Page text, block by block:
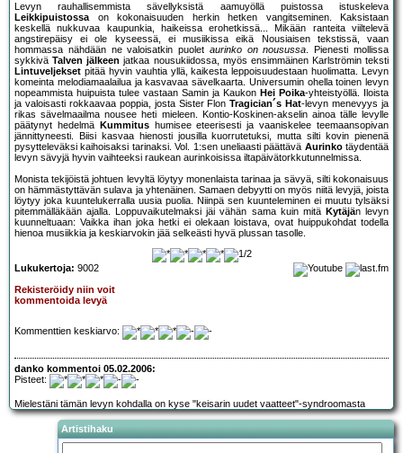
Levyn rauhallisemmista sävellyksistä aamuyöllä puistossa istuskeleva
Leikkipuistossaon kokonaisuuden herkin hetken vangitseminen. Kaksistaan
keskellä nukkuvaa kaupunkia, haikeissa erohetkissä... Mikään ranteita viiltelevä
angstirepäisy ei ole kyseessä, ei musiikissa eikä Nousiaisen tekstissä, vaan
hommassa nähdään ne valoisatkin puolet aurinko on nousussa. Pienesti mollissa
sykkiväTalven jälkeen jatkaa nousukiidossa, myös ensimmäinen Karlströmin teksti
Lintuveljekset pitää hyvin vauhtia yllä, kaikesta leppoisuudestaan huolimatta. Levyn
komeinta melodiamaalailua ja kasvavaa sävelkaarta. Universumin ohella toinen levyn
nopeammista huipuista tulee vastaan Samin ja Kaukon Hei Poika-yhteistyöllä. Iloista
ja valoisasti rokkaavaa poppia, josta Sister FlonTragician´s Hat-levyn menevyys ja
rikas sävelmaailma nousee heti mieleen. Kontio-Koskinen-akselin ainoa tälle levylle
päätynyt hedelmä
Kummitushumisee eteerisesti ja vaaniskelee teemaansopivan
jännittyneesti. Biisi kasvaa hienosti jousilla kuorrutetuksi, mutta silti kovin pienenä
pysytteleväksi kaihoisaksi tarinaksi. Vol. 1:sen uneliaasti päättävä Aurinkotäydentää
levyn sävyjä hyvin vaihteeksi raukean aurinkoisissa iltapäivätorkkutunnelmissa.
Monista tekijöistä johtuen levyltä löytyy monenlaista tarinaa ja sävyä, silti kokonaisuus
on hämmästyttävän sulava ja yhtenäinen. Samaen debyytti on myös niitä levyjä, joista
löytyy joka kuuntelukerralla uusia puolia. Niinpä sen kuunteleminen ei muutu tylsäksi
pitemmälläkään ajalla. Loppuvaikutelmaksi jäi vähän sama kuin mitä Kytäjän levyn
kuunneltuaan: Vaikka ihan joka hetki ei olekaan loistava, ovat huippukohdat todella
hienoa musiikkia ja keskiarvokin jää selkeästi hyvä plussan tasolle.
Lukukertoja: 9002
Rekisteröidy niin voit
kommentoida levyä
Kommenttien keskiarvo:
danko kommentoi 05.02.2006:
Pisteet:
Mielestäni tämän levyn kohdalla on kyse "keisarin uudet vaatteet"-syndroomasta
Artistihaku